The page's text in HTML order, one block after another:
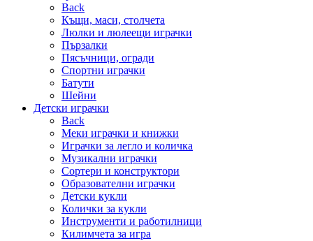
Back
Къщи, маси, столчета
Люлки и люлеещи играчки
Пързалки
Пясъчници, огради
Спортни играчки
Батути
Шейни
Детски играчки
Back
Меки играчки и книжки
Играчки за легло и количка
Музикални играчки
Сортери и конструктори
Образователни играчки
Детски кукли
Колички за кукли
Инструменти и работилници
Килимчета за игра